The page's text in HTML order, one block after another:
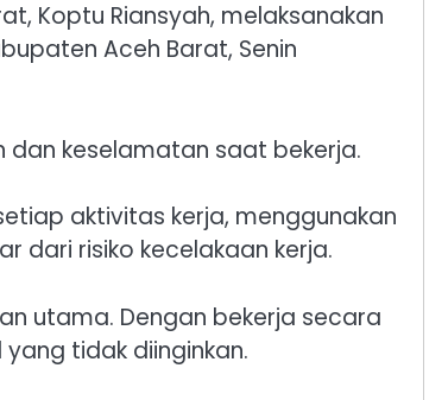
Koptu Riansyah, melaksanakan
Aceh Barat, Senin
keselamatan saat bekerja.
aktivitas kerja, menggunakan
dari risiko kecelakaan kerja.
utama. Dengan bekerja secara
tidak diinginkan.